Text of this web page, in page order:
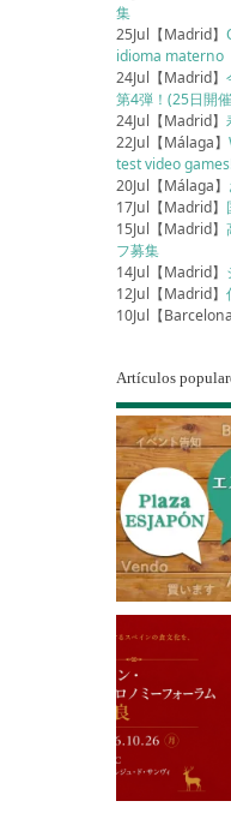
集
25Jul【Madrid】
idioma materno
24Jul【Madrid】
第4弾！(25日開
24Jul【Madrid】
22Jul【Málaga】
test video
20Jul【Málaga】
17Jul【Madrid】
15Jul【Madrid】
フ募集
14Jul【Madrid】
12Jul【Madrid】
10Jul【Barcelona
Artículos